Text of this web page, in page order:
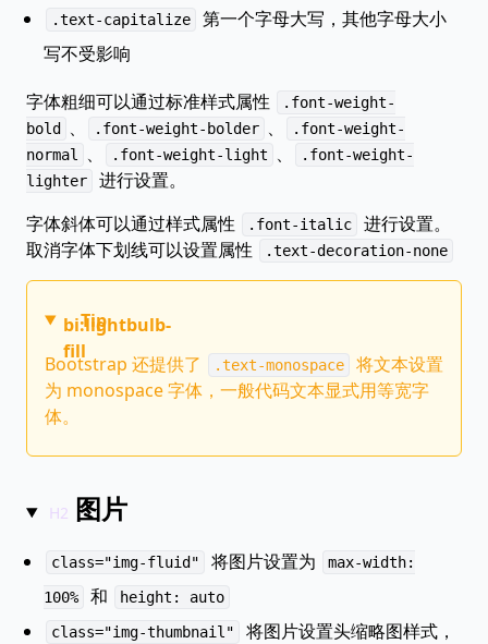
.text-capitalize
第一个字母大写，其他字母大小
写不受影响
字体粗细可以通过标准样式属性
.font-weight-
bold
、 .font-weight-bolder 、
.font-weight-
normal
、 .font-weight-light 、
.font-weight-
lighter
进行设置。
字体斜体可以通过样式属性
.font-italic
进行设置。
取消字体下划线可以设置属性
.text-decoration-none
bi:lightbulb-
fill
Tip
Bootstrap 还提供了
.text-monospace
将文本设置
为 monospace 字体，一般代码文本显式用等宽字
体。
图片
class="img-fluid" 将图片设置为
max-width:
100%
和
height: auto
class="img-thumbnail"
将图片设置头缩略图样式，